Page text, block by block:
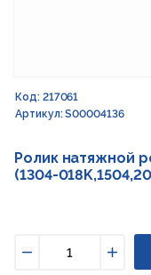
Код: 217061
Артикул: S00004136
Ролик натяжной
(1304-